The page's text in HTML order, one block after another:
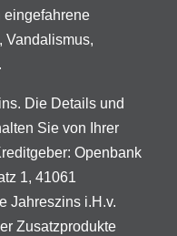
eingefahrene
Vandalismus,
Die Details und
Sie von Ihrer
Openbank
1, 41061
Jahreszins i.H.v.
Zusatzprodukte